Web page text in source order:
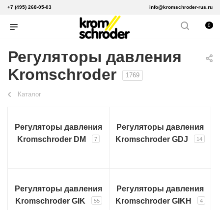
+7 (495) 268-05-03 info@kromschroder-rus.ru
0
Регуляторы давления
Kromschroder
1769
Каталог
Регуляторы давления
Kromschroder DM
7
Регуляторы давления
Kromschroder GDJ
14
Регуляторы давления
Kromschroder GIK
55
Регуляторы давления
Kromschroder GIKH
4